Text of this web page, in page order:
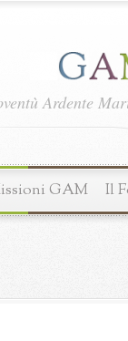
Ardente
GAM Il